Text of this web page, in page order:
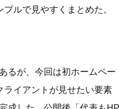
ルで見やすくまとめた。
るが、今回は初ホームペー
ライアントが見せたい要素